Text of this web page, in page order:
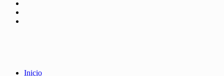
Inicio